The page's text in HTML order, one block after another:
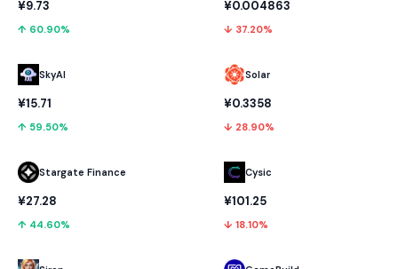
¥9.73
↑ 60.90%
SkyAI
¥15.71
↑ 59.50%
Stargate Finance
¥27.28
↑ 44.60%
¥0.004863
↓ 37.20%
Solar
¥0.3358
↓ 28.90%
Cysic
¥101.25
↓ 18.10%